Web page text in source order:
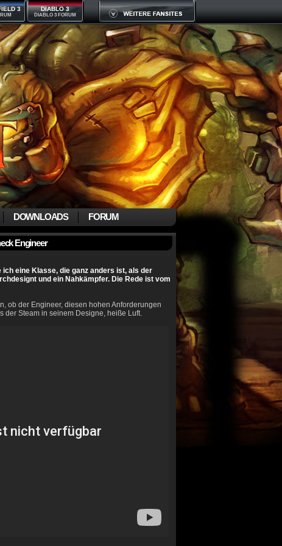
3 DIABLO 3
DIABLO 3 FORUM
DOWNLOADS FORUM
Engineer
eine Klasse, die ganz anders ist, als der
und ein Nahkämpfer. Die Rede ist vom
ob der Engineer, diesen hohen Anforderungen
der Steam in seinem Designe, heiße Luft.